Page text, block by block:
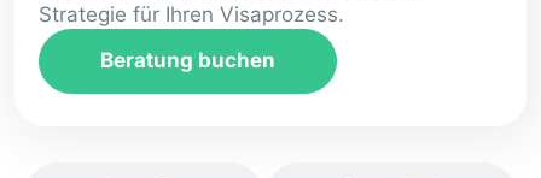
Strategie für Ihren Visaprozess.
Beratung buchen